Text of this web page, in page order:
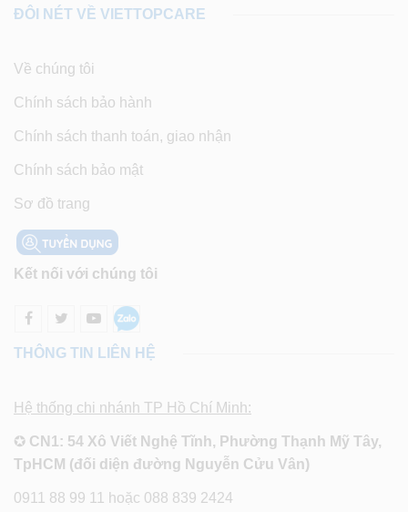
ĐÔI NÉT VỀ VIETTOPCARE
Về chúng tôi
Chính sách bảo hành
Chính sách thanh toán, giao nhận
Chính sách bảo mật
Sơ đồ trang
Kết nối với chúng tôi
THÔNG TIN LIÊN HỆ
Hệ thống chi nhánh TP Hồ Chí Minh:
✪ CN1: 54 Xô Viết Nghệ Tĩnh, Phường Thạnh Mỹ Tây,
TpHCM (đối diện đường Nguyễn Cửu Vân)
0911 88 99 11 hoặc 088 839 2424